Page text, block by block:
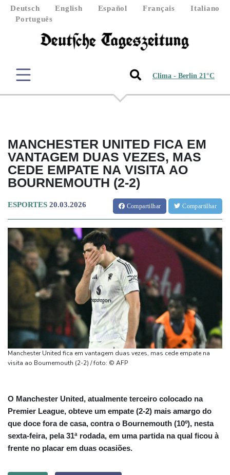
Deutsch English Español Français
Italiano
Português
Clima - Berlin 21°C
MANCHESTER UNITED FICA EM
VANTAGEM DUAS VEZES, MAS
CEDE EMPATE NA VISITA AO
BOURNEMOUTH (2-2)
ESPORTES 20.03.2026 Compartilhar Compartilhar
Manchester United fica em vantagem duas vezes, mas cede empate na
visita ao Bournemouth (2-2) / foto: © AFP
O Manchester United, atualmente terceiro colocado na
Premier League, obteve um empate (2-2) mais amargo do
que doce fora de casa, contra o Bournemouth (10º), nesta
sexta-feira, pela 31ª rodada, em uma partida na qual ficou à
frente no placar em duas ocasiões.